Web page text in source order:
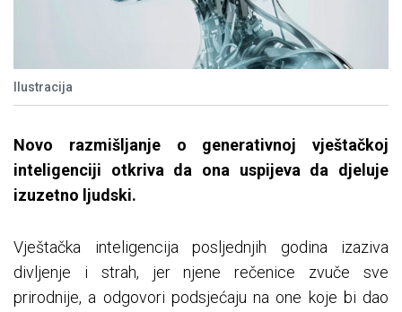
Ilustracija
Novo razmišljanje o generativnoj vještačkoj
inteligenciji otkriva da ona uspijeva da djeluje
izuzetno ljudski.
Vještačka inteligencija posljednjih godina izaziva
divljenje i strah, jer njene rečenice zvuče sve
prirodnije, a odgovori podsjećaju na one koje bi dao